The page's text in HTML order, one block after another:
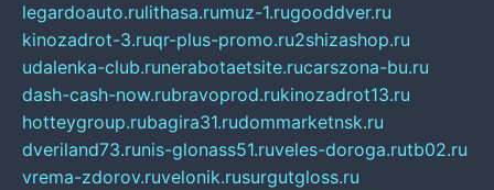
legardoauto.rulithasa.rumuz-1.rugooddver.ru
kinozadrot-3.ruqr-plus-promo.ru2shizashop.ru
udalenka-club.runerabotaetsite.rucarszona-bu.ru
dash-cash-now.rubravoprod.rukinozadrot13.ru
hotteygroup.rubagira31.rudommarketnsk.ru
dveriland73.runis-glonass51.ruveles-doroga.rutb02.ru
vrema-zdorov.ruvelonik.rusurgutgloss.ru